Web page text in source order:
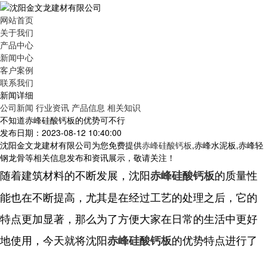
网站首页
关于我们
产品中心
新闻中心
客户案例
联系我们
新闻详细
公司新闻 行业资讯 产品信息 相关知识
不知道赤峰硅酸钙板的优势可不行
发布日期：2023-08-12 10:40:00
沈阳金文龙建材有限公司为您免费提供赤峰硅酸钙板,赤峰水泥板,赤峰轻
钢龙骨等相关信息发布和资讯展示，敬请关注！
随着建筑材料的不断发展，沈阳赤峰硅酸钙板的质量性
能也在不断提高，尤其是在经过工艺的处理之后，它的
特点更加显著，那么为了方便大家在日常的生活中更好
地使用，今天就将沈阳赤峰硅酸钙板的优势特点进行了